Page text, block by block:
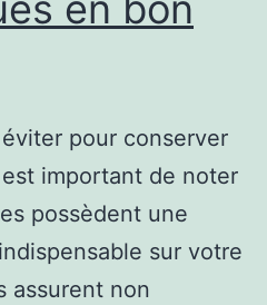
pour conserver
important de noter
possèdent une
sur votre
assurent non